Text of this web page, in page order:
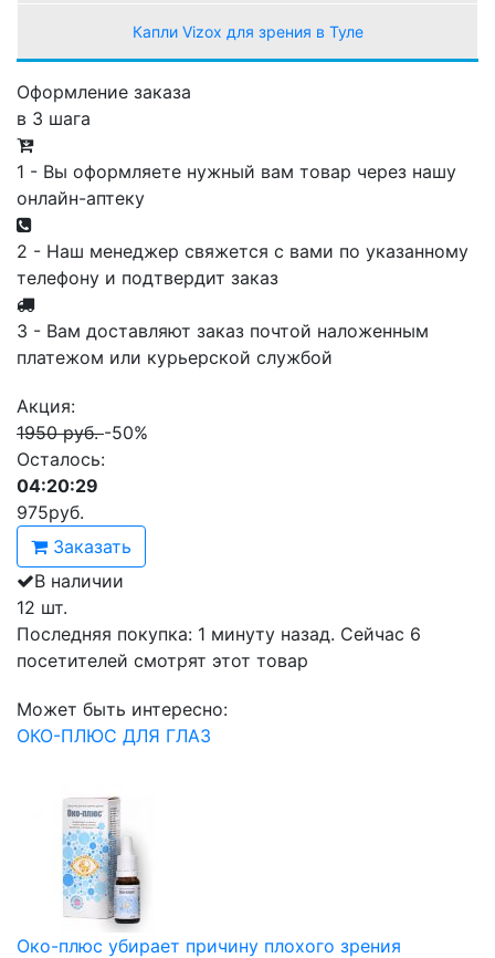
Капли Vizox для зрения в Туле
Оформление заказа
в 3 шага
1 - Вы оформляете нужный вам товар через нашу
онлайн-аптеку
2 - Наш менеджер свяжется с вами по указанному
телефону и подтвердит заказ
3 - Вам доставляют заказ почтой наложенным
платежом или курьерской службой
Акция:
1950 руб.-50%
Осталось:
04:20:29
975руб.
Заказать
В наличии
12 шт.
Последняя покупка: 1 минуту назад. Сейчас 6
посетителей смотрят этот товар
Может быть интересно:
ОКО-ПЛЮС ДЛЯ ГЛАЗ
Око-плюс убирает причину плохого зрения